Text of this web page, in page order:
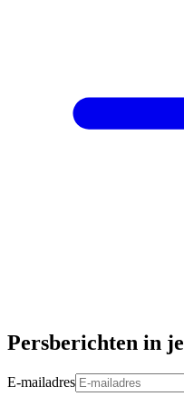
Persberichten in
E-mailadres